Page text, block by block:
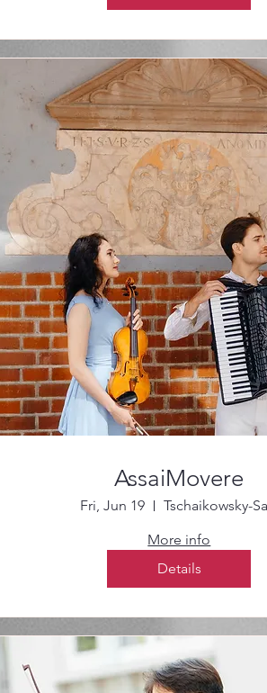
AssaiMovere
Fri, Jun 19
Tschaikowsky-
More info
Details